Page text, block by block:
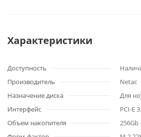
Характеристики
Доступность
Производитель
Netac
Назначение диска
Для
Интерфейс
PCI-E
Объем накопителя
256Gb